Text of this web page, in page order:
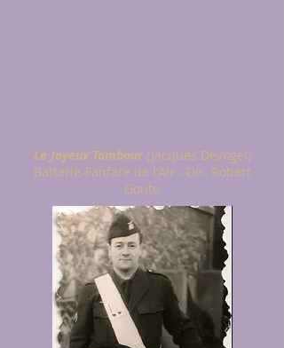
Le Joyeux Tambour (Jacques Devogel)
Batterie-Fanfare de l'Air - Dir. Robert
Goute